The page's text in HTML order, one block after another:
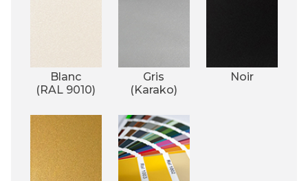
Blanc
(RAL 9010)
Gris
(Karako)
Noir